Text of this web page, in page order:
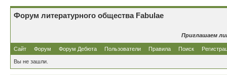
Форум литературного общества Fabulae
Приглашаем
Сайт Форум Форум Дебюта Пользователи Правила Поиск
Вы не зашли.